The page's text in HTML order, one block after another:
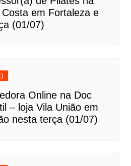
em Fortaleza e
(01/07)
Online na Doc
– loja Vila União em
nesta terça (01/07)